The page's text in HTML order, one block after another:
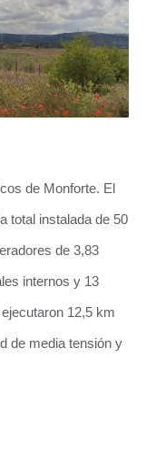
de Monforte. El
total instalada de 50
de 3,83
internos y 13
12,5 km
de media tensión y